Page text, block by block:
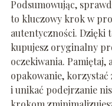
Podsumowując,
to kluczowy krok w
autentyczności. Dzięki
kupujesz oryginalny
oczekiwania. Pamiętaj,
opakowanie,
i unikać podejrzanie